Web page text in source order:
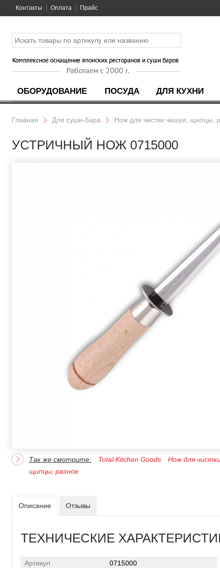
Контакты Оплата Прайс
ОБОРУДОВАНИЕ ПОСУДА ДЛЯ КУХНИ
Главная Для суши-бара Нож для чистки чешуи, щипцы,
УСТРИЧНЫЙ НОЖ 0715000
Так же смотрите: Total Kitchen Goods
Нож для
щипцы, разное
Описание Отзывы
ТЕХНИЧЕСКИЕ
Артикул
0715000